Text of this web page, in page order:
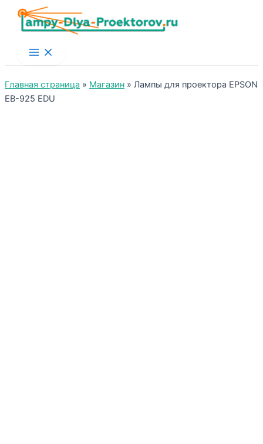
Main
Menu
Главная страница » Магазин » Лампы для проектора EPSON
EB-925 EDU